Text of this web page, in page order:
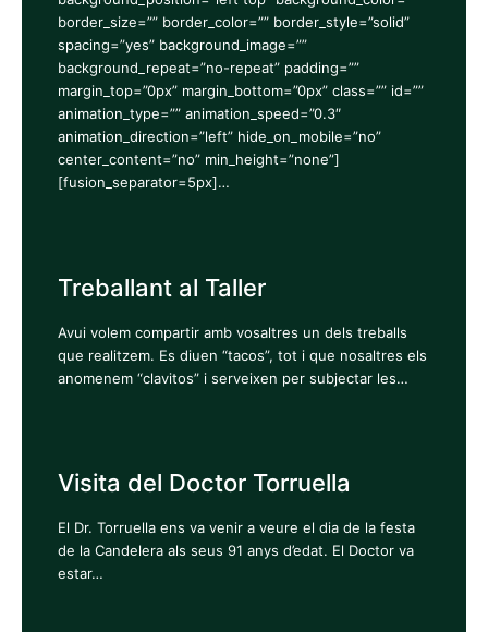
border_size=”” border_color=”” border_style=”solid”
spacing=”yes” background_image=””
background_repeat=”no-repeat” padding=””
margin_top=”0px” margin_bottom=”0px” class=”” id=””
animation_type=”” animation_speed=”0.3″
animation_direction=”left” hide_on_mobile=”no”
center_content=”no” min_height=”none”]
[fusion_separator=5px]…
Treballant al Taller
Avui volem compartir amb vosaltres un dels treballs
que realitzem. Es diuen “tacos”, tot i que nosaltres els
anomenem “clavitos” i serveixen per subjectar les…
Visita del Doctor Torruella
El Dr. Torruella ens va venir a veure el dia de la festa
de la Candelera als seus 91 anys d’edat. El Doctor va
estar…